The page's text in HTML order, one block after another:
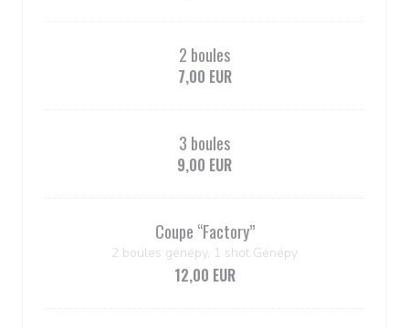
2 boules
7,00 EUR
3 boules
9,00 EUR
Coupe ‘‘Factory’’
2 boules génépy, 1 shot Génépy
12,00 EUR